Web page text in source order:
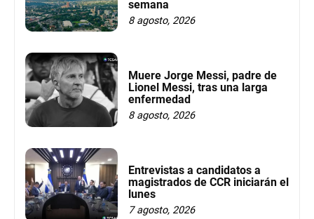
semana
8 agosto, 2026
Muere Jorge Messi, padre de
Lionel Messi, tras una larga
enfermedad
8 agosto, 2026
Entrevistas a candidatos a
magistrados de CCR iniciarán el
lunes
7 agosto, 2026